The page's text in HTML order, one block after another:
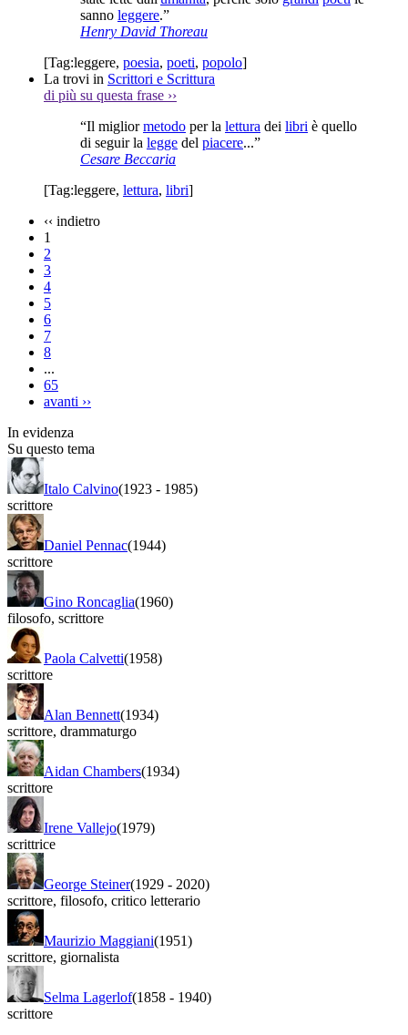
sanno leggere.”
Henry David Thoreau
[Tag:leggere, poesia, poeti, popolo]
La trovi in Scrittori e Scrittura
di più su questa frase ››
“Il migliormetodo per la lettura dei libri è quello
di seguir la legge del piacere...”
Cesare Beccaria
[Tag:leggere, lettura, libri]
‹‹ indietro
1
2
3
4
5
6
7
8
...
65
avanti ››
In evidenza
Su questo tema
Italo Calvino(1923 - 1985)
scrittore
Daniel Pennac(1944)
scrittore
Gino Roncaglia(1960)
filosofo, scrittore
Paola Calvetti(1958)
scrittore
Alan Bennett(1934)
scrittore, drammaturgo
Aidan Chambers(1934)
scrittore
Irene Vallejo(1979)
scrittrice
George Steiner(1929 - 2020)
scrittore, filosofo, critico letterario
Maurizio Maggiani(1951)
scrittore, giornalista
Selma Lagerlof(1858 - 1940)
scrittore